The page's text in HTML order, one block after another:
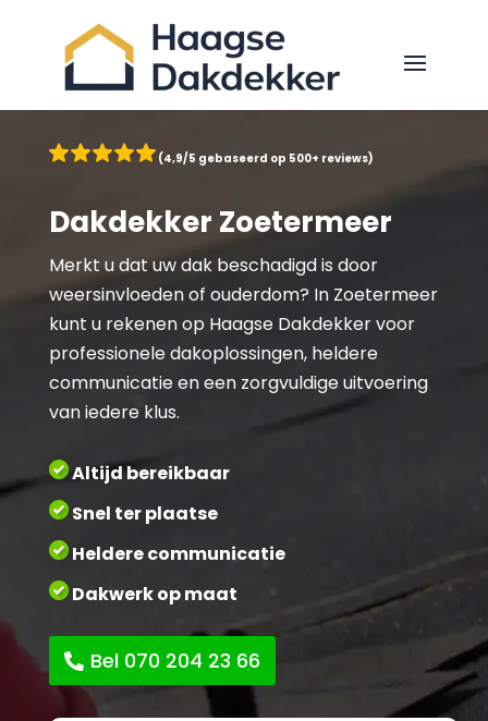
(4,9/5 gebaseerd op 500+ reviews)
Dakdekker Zoetermeer
Merkt u dat uw dak beschadigd is door
weersinvloeden of ouderdom? In Zoetermeer
kunt u rekenen op Haagse Dakdekker voor
professionele dakoplossingen, heldere
communicatie en een zorgvuldige uitvoering
van iedere klus.
Altijd bereikbaar
Snel ter plaatse
Heldere communicatie
Dakwerk op maat
Bel 070 204 23 66